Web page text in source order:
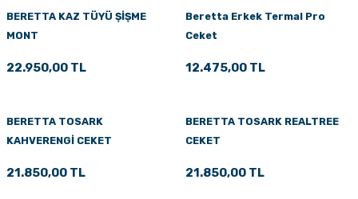
BERETTA KAZ TÜYÜ ŞİŞME
MONT
22.950,00 TL
Beretta Erkek Termal Pro
Ceket
12.475,00 TL
BERETTA TOSARK
KAHVERENGİ CEKET
21.850,00 TL
BERETTA TOSARK REALTREE
CEKET
21.850,00 TL